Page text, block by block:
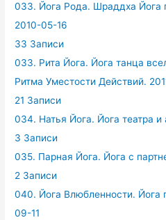
033. Йога Рода. Шраддха Йога
2010-05-16
33 Записи
033. Рита Йога. Йога танца
Ритма Уместости Действий.
21 Записи
034. Натья Йога. Йога театра
3 Записи
035. Парная Йога. Йога с
2 Записи
040. Йога Влюбленности. Йога
09-11